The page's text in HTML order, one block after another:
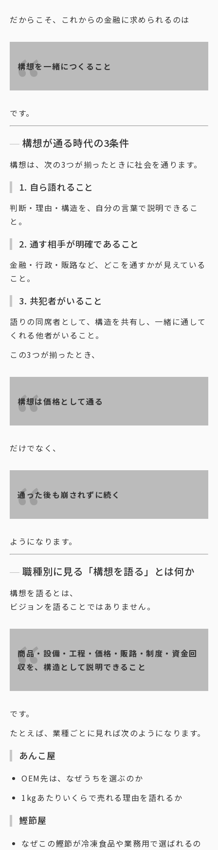
だからこそ、これからの金融に求められるのは
構想を一緒につくること
です。
構想が通る時代の3条件
構想は、次の3つが揃ったときに社会を通ります。
1. 自ら語れること
判断・理由・構造を、自分の言葉で説明できるこ
と。
2. 通す相手が明確であること
金融・行政・販路など、どこを通すかが見えている
こと。
3. 共犯者がいること
語りの同席者として、構造を共有し、一緒に通して
くれる他者がいること。
この3つが揃ったとき、
構想は価格として通る
だけでなく、
通った後も崩されずに続く
ようになります。
職種別に見る「構想を語る」とは何か
構想を語るとは、
ビジョンを語ることではありません。
商品・設備・工程・価格・販路・制度・資金回
収を、構造として説明できること
です。
たとえば、業種ごとに見れば次のようになります。
あんこ屋
OEM先は、なぜうちを選ぶのか
1kgあたりいくらで売れる理由を語れるか
鰹節屋
なぜこの鰹節が冷凍食品や業務用で選ばれるの